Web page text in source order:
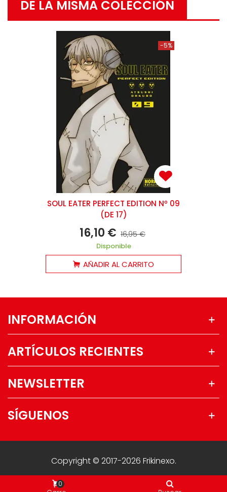
DE LA MISMA COLECCIÓN
-5%
SOUL EATER PERFECT EDITION Nº 09
(DE 17)
16,10 € 16,95 €
Disponible
AÑADIR AL CARRITO
INFORMACIÓN
ARTÍCULOS RECIENTES
NEWSLETTER
SÍGUENOS
Copyright © 2017-2026 Frikinexo.
0